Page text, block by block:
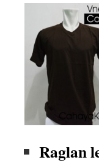
Raglan